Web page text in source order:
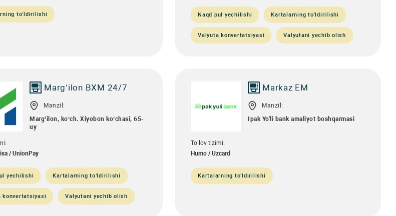
to‘ldirilishi Naqd pul yechilishi Kartalarning to‘ldirilishi
Valyuta konvertatsiyasi Valyutani yechib olish
Marg‘ilon BXM 24/7
Manzil:
Marg‘ilon, ko‘ch. Xiyobon ko‘chasi, 65-
uy
/ UnionPay
yechilishi Kartalarning to‘ldirilishi
konvertatsiyasi Valyutani yechib olish
Markaz EM
Manzil:
Ipak Yo'li bank amaliyot boshqarmasi
To‘lov tizimi:
Humo / Uzcard
Kartalarning to‘ldirilishi